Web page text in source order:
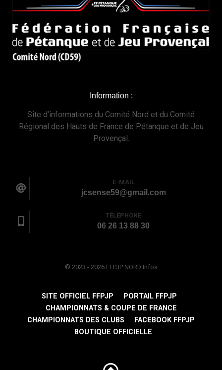
Information :
Site d'informations du Comité Nord et du Comité
Régional des Hauts de France de Pétanque et de Jeu
Provençal.
E-MAIL
jcsense59@gmail.com
TÉLÉPHONE
06 26 13 88 30
© 2023 - 2026 FFPJP NORD Infos
SITE OFFICIEL FFPJP
PORTAIL FFPJP
CHAMPIONNATS & COUPE DE FRANCE
CHAMPIONNATS DES CLUBS
FACEBOOK FFPJP
BOUTIQUE OFFICIELLE